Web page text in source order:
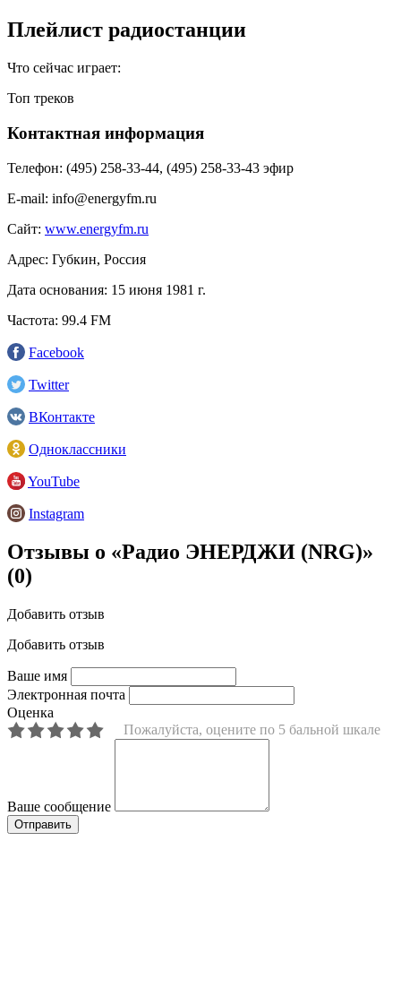
Плейлист радиостанции
Что сейчас играет:
Топ треков
Контактная информация
Телефон: (495) 258-33-44, (495) 258-33-43 эфир
E-mail: info@energyfm.ru
Сайт: www.energyfm.ru
Адрес: Губкин, Россия
Дата основания: 15 июня 1981 г.
Частота: 99.4 FM
Facebook
Twitter
ВКонтакте
Одноклассники
YouTube
Instagram
Отзывы о «Радио ЭНЕРДЖИ (NRG)»
(0)
Добавить отзыв
Добавить отзыв
Ваше имя
Электронная почта
Оценка
Пожалуйста, оцените по 5 бальной шкале
Ваше сообщение